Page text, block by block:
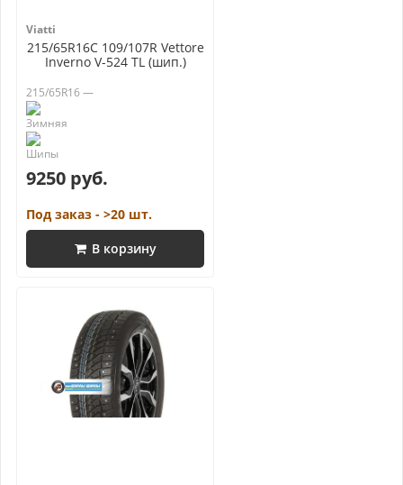
Viatti
215/65R16C 109/107R Vettore
Inverno V-524 TL (шип.)
215/65R16 —
9250 руб.
Под заказ - >20 шт.
В корзину